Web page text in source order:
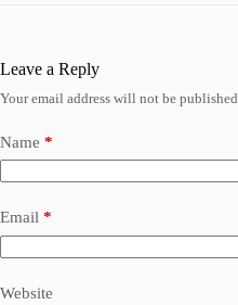
Leave a Reply
Your email address will not be published.
Name *
Email *
Website